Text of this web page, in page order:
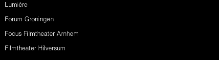
Lumière
Forum Groningen
Focus Filmtheater Arnhem
Filmtheater Hilversum